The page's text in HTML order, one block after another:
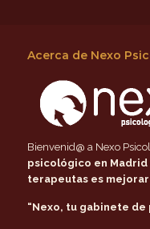
Acerca de Nexo
Bienvenid@ a Nexo
psicológico en
terapeutas es
“Nexo, tu gabinete de